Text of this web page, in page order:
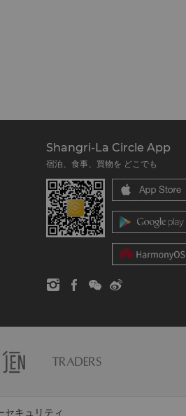
Shangri-La Circle App
宿泊、食事、買物を どこでも
セキュリティ